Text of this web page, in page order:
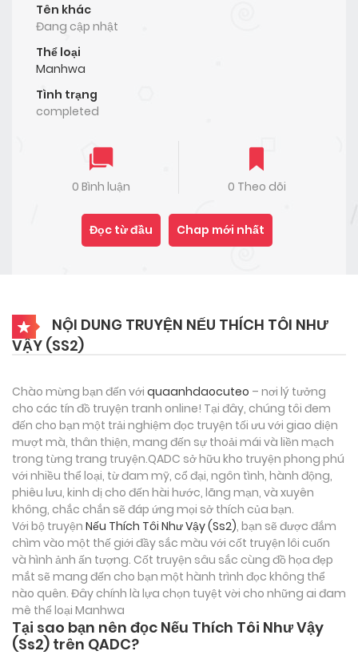
Tên khác
Đang cập nhật
Thể loại
Manhwa
Tình trạng
completed
0 Bình luận 0 Theo dõi
Đọc từ đầu Chap mới nhất
NỘI DUNG TRUYỆN NẾU THÍCH TÔI NHƯ
VẬY (SS2)
Chào mừng bạn đến với quaanhdaocuteo – nơi lý tưởng
cho các tín đồ truyện tranh online! Tại đây, chúng tôi đem
đến cho bạn một trải nghiệm đọc truyện tối ưu với giao diện
mượt mà, thân thiện, mang đến sự thoải mái và liền mạch
trong từng trang truyện.QADC sở hữu kho truyện phong phú
với nhiều thể loại, từ đam mỹ, cổ đại, ngôn tình, hành động,
phiêu lưu, kinh dị cho đến hài hước, lãng mạn, và xuyên
không, chắc chắn sẽ đáp ứng mọi sở thích của bạn.
Với bộ truyện Nếu Thích Tôi Như Vậy (Ss2), bạn sẽ được đắm
chìm vào một thế giới đầy sắc màu với cốt truyện lôi cuốn
và hình ảnh ấn tượng. Cốt truyện sâu sắc cùng đồ họa đẹp
mắt sẽ mang đến cho bạn một hành trình đọc không thể
nào quên. Đây chính là lựa chọn tuyệt vời cho những ai đam
mê thể loại Manhwa
Tại sao bạn nên đọc Nếu Thích Tôi Như Vậy
(Ss2) trên QADC?